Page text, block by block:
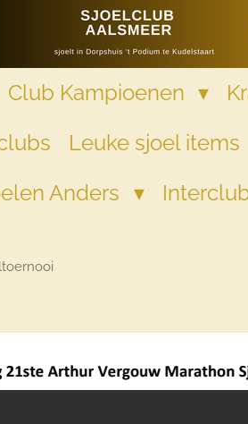
Club Kampioenen
Leuke sjoel items
Anders